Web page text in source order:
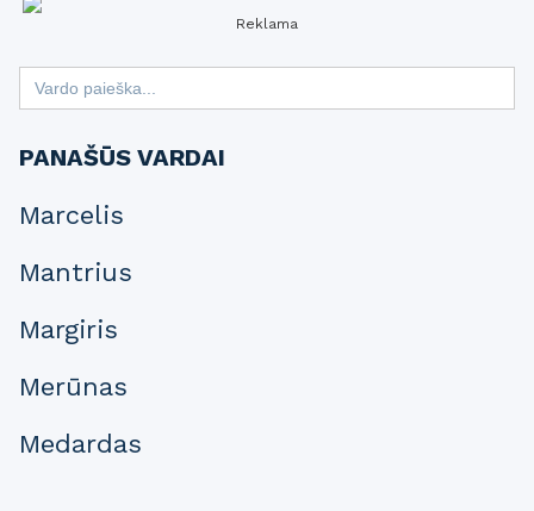
Reklama
Search
for:
PANAŠŪS VARDAI
Marcelis
Mantrius
Margiris
Merūnas
Medardas